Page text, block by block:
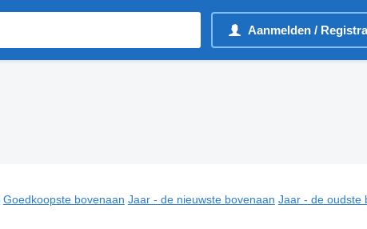
Aanmelden /
Goedkoopste bovenaan Jaar - de nieuwste bovenaan Jaar - de oudste